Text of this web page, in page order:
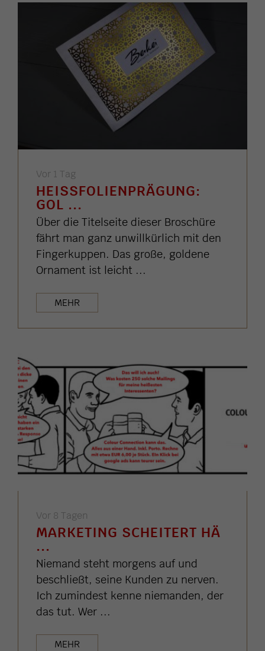
Vor 1 Tag
HEISSFOLIENPRÄGUNG: G
OL ...
Über die Titelseite dieser Broschüre
fährt man ganz unwillkürlich mit den
Fingerkuppen. Das große, goldene
Ornament ist leicht ...
MEHR
Vor 8 Tagen
MARKETING SCHEITERT HÄ
...
Niemand steht morgens auf und
beschließt, seine Kunden zu nerven.
Ich zumindest kenne niemanden, der
das tut. Wer ...
MEHR